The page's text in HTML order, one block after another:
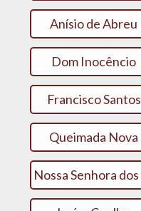
Anísio de Abreu
Dom Inocêncio
Francisco Santos
Queimada Nova